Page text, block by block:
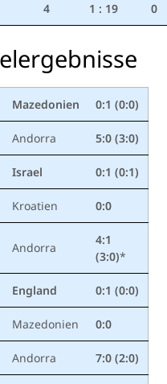
4 1 : 19 0
Mazedonien 0:1 (0:0)
Andorra 5:0 (3:0)
Israel 0:1 (0:1)
Kroatien 0:0
Andorra
4:1
(3:0)*
England 0:1 (0:0)
Mazedonien 0:0
Andorra 7:0 (2:0)